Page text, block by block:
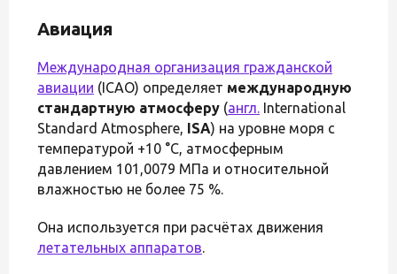
Авиация
Международная организация гражданской
авиации (ICAO) определяет международную
стандартную атмосферу (англ. International
Standard Atmosphere, ISA) на уровне моря с
температурой +10 °C, атмосферным
давлением 101,0079 МПа и относительной
влажностью не более 75 %.
Она используется при расчётах движения
летательных аппаратов.